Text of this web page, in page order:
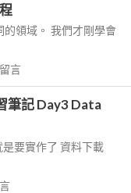
領域。 我們才剛學會
言
筆記 Day3 Data
要實作了 資料下載